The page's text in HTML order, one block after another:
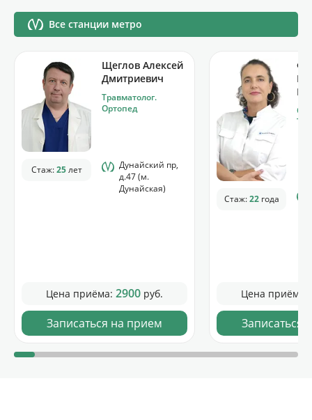
Все станции метро
Щеглов Алексей
Дмитриевич
Травматолог.
Ортопед
Стаж:25лет
Дунайский пр,
д.47 (м.
Дунайская)
Цена приёма: 2900 руб.
Записаться на прием
Стаж:22года
Цена приёма:
Записаться